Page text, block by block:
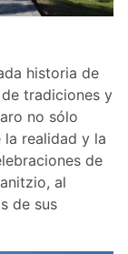
historia de
tradiciones y
no sólo
realidad y la
de
al
de sus